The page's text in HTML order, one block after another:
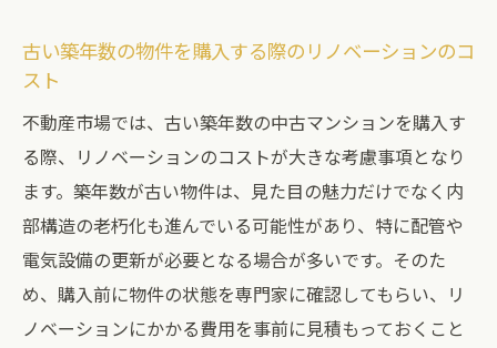
る方法
ブル回避術
トラブルを未然に防ぐ中古マンション調査
方法
プロが薦める中古マンション購入前の重要
なステップ
購入後のトラブル回避に役立つ事前の確認
事項
古い築年数の物件を購入する際のリノベーションのコ
スト
不動産市場では、古い築年数の中古マンションを購入す
る際、リノベーションのコストが大きな考慮事項となり
ます。築年数が古い物件は、見た目の魅力だけでなく内
部構造の老朽化も進んでいる可能性があり、特に配管や
電気設備の更新が必要となる場合が多いです。そのた
め、購入前に物件の状態を専門家に確認してもらい、リ
ノベーションにかかる費用を事前に見積もっておくこと